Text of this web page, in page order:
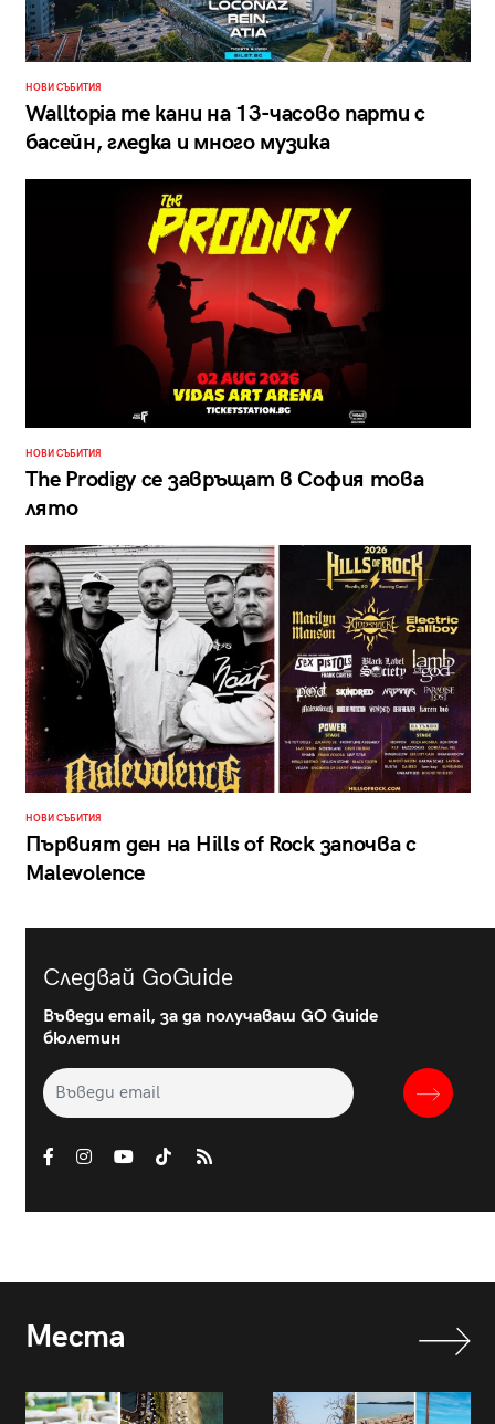
НОВИ СЪБИТИЯ
Walltopia те кани на 13-часово парти с
басейн, гледка и много музика
НОВИ СЪБИТИЯ
The Prodigy се завръщат в София това
лято
НОВИ СЪБИТИЯ
Първият ден на Hills of Rock започва с
Malevolence
Следвай GoGuide
Въведи email, за да получаваш GO Guide
бюлетин
Места